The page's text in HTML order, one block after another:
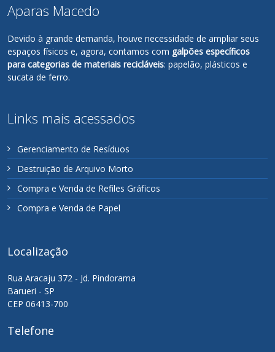
Aparas Macedo
Devido à grande demanda, houve necessidade de ampliar seus
espaços físicos e, agora, contamos com galpões específicos
para categorias de materiais recicláveis: papelão, plásticos e
sucata de ferro.
Links mais acessados
Gerenciamento de Resíduos
Destruição de Arquivo Morto
Compra e Venda de Refiles Gráficos
Compra e Venda de Papel
Localização
Rua Aracaju 372 - Jd. Pindorama
Barueri - SP
CEP 06413-700
Telefone